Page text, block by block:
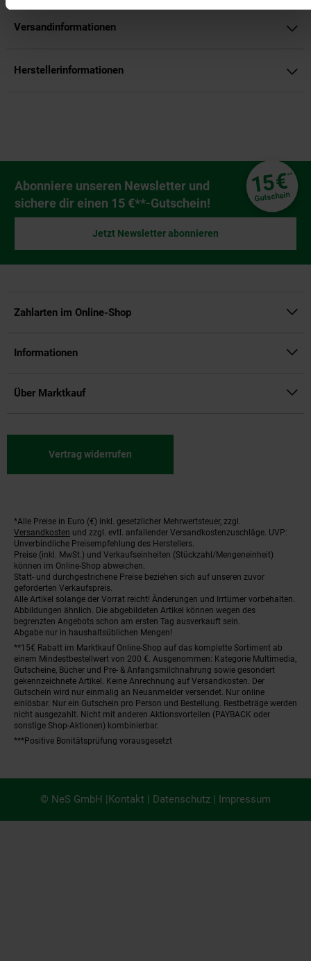
Versandinformationen
Herstellerinformationen
Newsletter Anmeldung
Abonniere unseren Newsletter und
sichere dir einen 15 €**-Gutschein!
15€**
Gutschein
Jetzt Newsletter abonnieren
Zahlarten im Online-Shop
Informationen
Über Marktkauf
Vertrag widerrufen
Fußnoten
*Alle Preise in Euro (€) inkl. gesetzlicher Mehrwertsteuer, zzgl.
Versandkosten und zzgl. evtl. anfallender Versandkostenzuschläge. UVP:
Unverbindliche Preisempfehlung des Herstellers.
Preise (inkl. MwSt.) und Verkaufseinheiten (Stückzahl/Mengeneinheit)
können im Online-Shop abweichen.
Statt- und durchgestrichene Preise beziehen sich auf unseren zuvor
geforderten Verkaufspreis.
Alle Artikel solange der Vorrat reicht! Änderungen und Irrtümer vorbehalten.
Abbildungen ähnlich. Die abgebildeten Artikel können wegen des
begrenzten Angebots schon am ersten Tag ausverkauft sein.
Abgabe nur in haushaltsüblichen Mengen!
**15€ Rabatt im Marktkauf Online-Shop auf das komplette Sortiment ab
einem Mindestbestellwert von 200 €. Ausgenommen: Kategorie Multimedia,
Gutscheine, Bücher und Pre- & Anfangsmilchnahrung sowie gesondert
gekennzeichnete Artikel. Keine Anrechnung auf Versandkosten. Der
Gutschein wird nur einmalig an Neuanmelder versendet. Nur online
einlösbar. Nur ein Gutschein pro Person und Bestellung. Restbeträge werden
nicht ausgezahlt. Nicht mit anderen Aktionsvorteilen (PAYBACK oder
sonstige Shop-Aktionen) kombinierbar.
***Positive Bonitätsprüfung vorausgesetzt
© NeS GmbH |Kontakt | Datenschutz | Impressum